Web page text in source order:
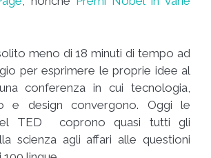
meno di 18 minuti di tempo ad
per esprimere le proprie idee al
conferenza in cui tecnologia,
e design convergono. Oggi le
TED coprono quasi tutti gli
scienza agli affari alle questioni